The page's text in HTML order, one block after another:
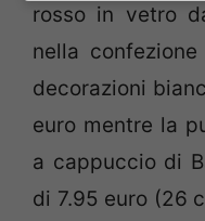
rosso in vetro
nella
decorazioni
euro mentre la
a cappuccio di
di 7.95 euro (26